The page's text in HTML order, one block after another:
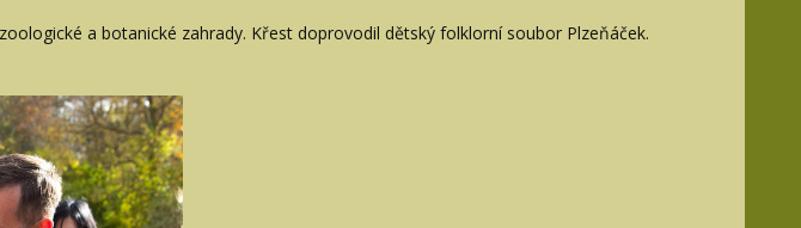
a botanické zahrady. Křest doprovodil dětský folklorní soubor Plzeňáček.